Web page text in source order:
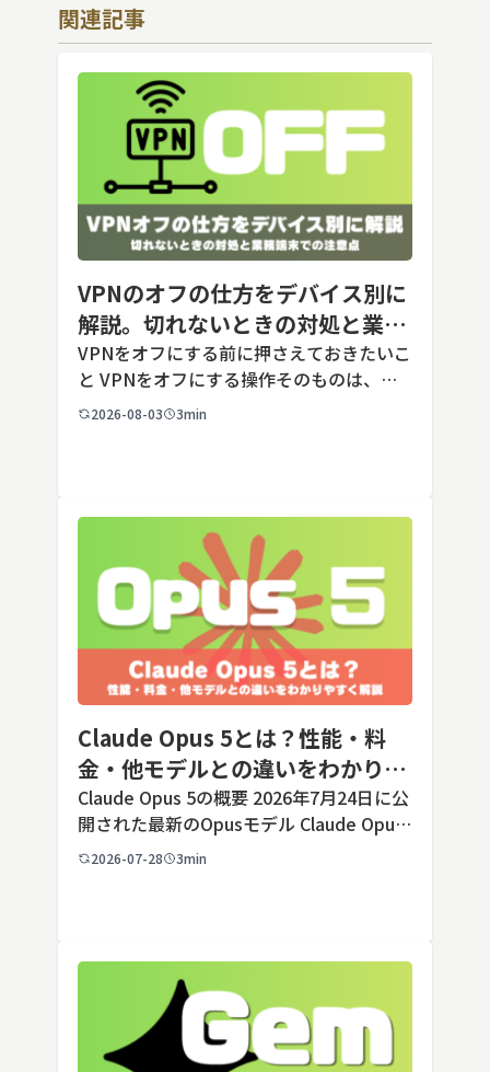
関連記事
VPNのオフの仕方をデバイス別に
解説。切れないときの対処と業務
端末での注意点
VPNをオフにする前に押さえておきたいこ
と VPNをオフにする操作そのものは、ど
の端末でも数タップから数クリックで完了
2026-08-03 3min
Claude Opus 5とは？性能・料
金・他モデルとの違いをわかりや
すく解説
Claude Opus 5の概要 2026年7月24日に公
開された最新のOpusモデル Claude Opus
5は、米国のAI企業Anthropic（アンソロピ
2026-07-28 3min